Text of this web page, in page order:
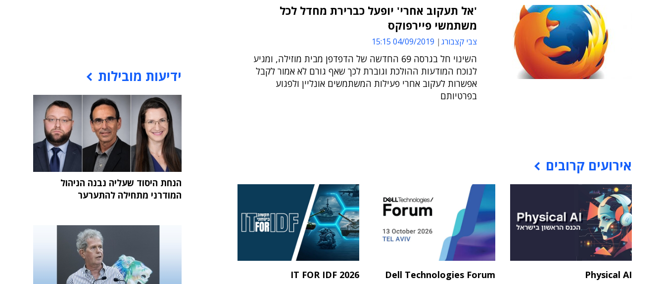
'אל תעקוב אחרי' יופעל כברירת מחדל לכל
משתמשי פיירפוקס
צבי קצבורג 04/09/2019 15:15
השינוי חל בגרסה 69 החדשה של הדפדפן מבית מוזילה, ומגיע
לנוכח המודעות ההולכת וגוברת לכך שאף גורם לא אמור לקבל
אפשרות לעקוב אחרי פעילות המשתמשים אונליין ולפגוע
בפרטיותם
אירועים קרובים
Physical AI
Dell Technologies Forum
IT FOR IDF 2026
ידיעות מובילות
הנחת היסוד שעליה נבנה הניהול
המודרני מתחילה להתערער